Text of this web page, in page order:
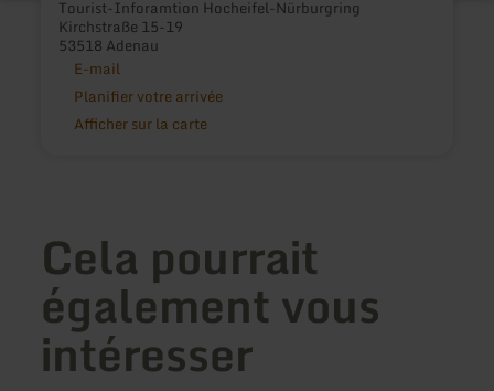
Tourist-Inforamtion Hocheifel-Nürburgring
Kirchstraße 15-19
53518 Adenau
E-mail
Planifier votre arrivée
Afficher sur la carte
Cela pourrait
également vous
intéresser